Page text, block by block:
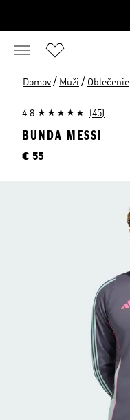
Domov / Muži / Oblečenie
4.8 (45)
BUNDA MESSI
Cena
€ 55